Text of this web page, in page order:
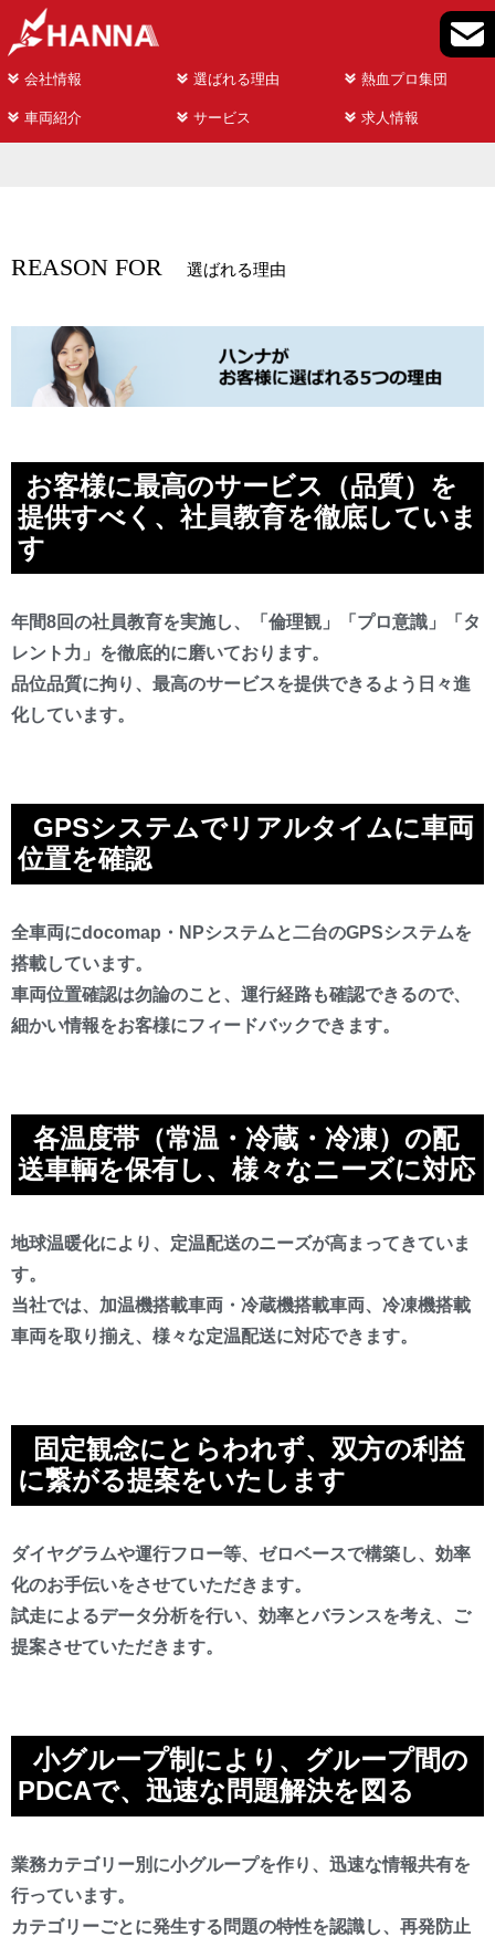
会社情報 選ばれる理由 熱血プロ集団
車両紹介 サービス 求人情報
REASON FOR 選ばれる理由
お客様に最高のサービス（品質）を
提供すべく、社員教育を徹底していま
す
年間8回の社員教育を実施し、「倫理観」「プロ意識」「タ
レント力」を徹底的に磨いております。
品位品質に拘り、最高のサービスを提供できるよう日々進
化しています。
GPSシステムでリアルタイムに車両
位置を確認
全車両にdocomap・NPシステムと二台のGPSシステムを
搭載しています。
車両位置確認は勿論のこと、運行経路も確認できるので、
細かい情報をお客様にフィードバックできます。
各温度帯（常温・冷蔵・冷凍）の配
送車輌を保有し、様々なニーズに対応
地球温暖化により、定温配送のニーズが高まってきていま
す。
当社では、加温機搭載車両・冷蔵機搭載車両、冷凍機搭載
車両を取り揃え、様々な定温配送に対応できます。
固定観念にとらわれず、双方の利益
に繋がる提案をいたします
ダイヤグラムや運行フロー等、ゼロベースで構築し、効率
化のお手伝いをさせていただきます。
試走によるデータ分析を行い、効率とバランスを考え、ご
提案させていただきます。
小グループ制により、グループ間の
PDCAで、迅速な問題解決を図る
業務カテゴリー別に小グループを作り、迅速な情報共有を
行っています。
カテゴリーごとに発生する問題の特性を認識し、再発防止